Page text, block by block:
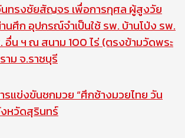
นทรงชัยสัญจร เพื่อการกุศล ผู้สูงวัย
นศึก อุปกรณ์จำเป็นใช้ รพ. บ้านโป่ง รพ.
อื่น ฯ ณ สนาม 100 ไร่ (ตรงข้ามวัดพระ
าม จ.ราชบุรี
แข่งขันชกมวย “ศึกช้างมวยไทย วัน
หวัดสุรินทร์